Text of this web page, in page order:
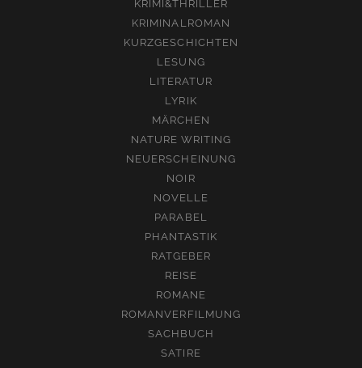
KRIMI&THRILLER
KRIMINALROMAN
KURZGESCHICHTEN
LESUNG
LITERATUR
LYRIK
MÄRCHEN
NATURE WRITING
NEUERSCHEINUNG
NOIR
NOVELLE
PARABEL
PHANTASTIK
RATGEBER
REISE
ROMANE
ROMANVERFILMUNG
SACHBUCH
SATIRE